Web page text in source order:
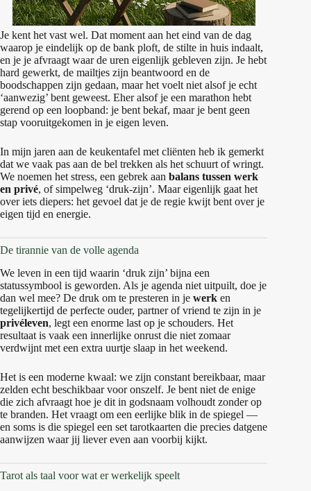
Je kent het vast wel. Dat moment aan het eind van de dag
waarop je eindelijk op de bank ploft, de stilte in huis indaalt,
en je je afvraagt waar de uren eigenlijk gebleven zijn. Je hebt
hard gewerkt, de mailtjes zijn beantwoord en de
boodschappen zijn gedaan, maar het voelt niet alsof je echt
‘aanwezig’ bent geweest. Eher alsof je een marathon hebt
gerend op een loopband: je bent bekaf, maar je bent geen
stap vooruitgekomen in je eigen leven.
In mijn jaren aan de keukentafel met cliënten heb ik gemerkt
dat we vaak pas aan de bel trekken als het schuurt of wringt.
We noemen het stress, een gebrek aan balans tussen werk
en privé, of simpelweg ‘druk-zijn’. Maar eigenlijk gaat het
over iets diepers: het gevoel dat je de regie kwijt bent over je
eigen tijd en energie.
De tirannie van de volle agenda
We leven in een tijd waarin ‘druk zijn’ bijna een
statussymbool is geworden. Als je agenda niet uitpuilt, doe je
dan wel mee? De druk om te presteren in je werk en
tegelijkertijd de perfecte ouder, partner of vriend te zijn in je
privéleven, legt een enorme last op je schouders. Het
resultaat is vaak een innerlijke onrust die niet zomaar
verdwijnt met een extra uurtje slaap in het weekend.
Het is een moderne kwaal: we zijn constant bereikbaar, maar
zelden echt beschikbaar voor onszelf. Je bent niet de enige
die zich afvraagt hoe je dit in godsnaam volhoudt zonder op
te branden. Het vraagt om een eerlijke blik in de spiegel —
en soms is die spiegel een set tarotkaarten die precies datgene
aanwijzen waar jij liever even aan voorbij kijkt.
Tarot als taal voor wat er werkelijk speelt